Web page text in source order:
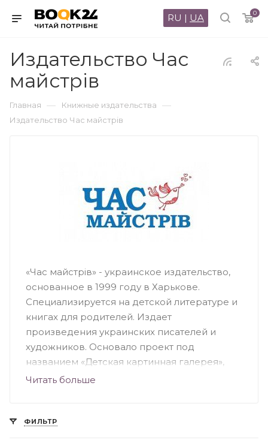
0
RU | UA
Издательство Час
майстрів
Главная — Книжные издательства —
Издательство Час майстрів
«Час майстрів» - украинское издательство,
основанное в 1999 году в Харькове.
Специализируется на детской литературе и
книгах для родителей. Издает
произведения украинских писателей и
художников. Основало проект под
названием «Детская картинная галерея»,
целью которого является построение
«Ежик в тумане» Козлова, «Маленький
Читать больше
ФИЛЬТР